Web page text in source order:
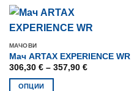
МАЧОВИ
Мач ARTAX EXPERIENCE WR
306,30 € – 357,90 €Price
ОПЦИИ